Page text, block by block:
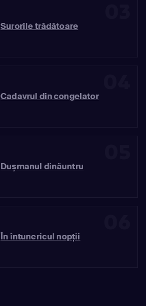
Surorile trădătoare
Cadavrul din congelator
Dușmanul dinăuntru
În întunericul nopții